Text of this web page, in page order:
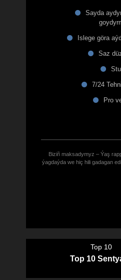
Sayda
Islege göra
Saz
7/24
Pro
Biziñ maksadymyz – Ýaş
ýagdaýda we hiç hili gadagan
Top 10
Top 10